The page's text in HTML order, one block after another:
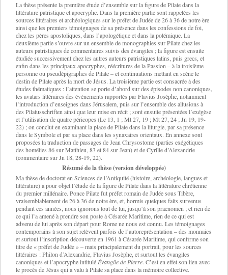
La thèse présente la première étude d’ensemble sur la figure de Pilate dans la
littérature patristique et apocryphe. Dans la première partie sont rappelées les
sources littéraires et archéologiques sur le préfet de Judée de 26 à 36 de notre ère
ainsi que les premiers témoignages de sa présence dans les confessions de foi,
chez les pères apostoliques, dans l’apologétique et dans la polémique. La
deuxième partie s’ouvre sur un ensemble de monographies sur Pilate chez les
auteurs patristiques de commentaires suivis des évangiles ; la figure est ensuite
étudiée successivement chez les autres auteurs patristiques latins, puis grecs, et
enfin dans les principaux apocryphes, réécritures de la Passion – à la troisième
personne ou pseudépigraphes de Pilate – et continuations mettant en scène le
destin de Pilate après la mort de Jésus. La troisième partie est consacrée à des
études thématiques : l’attention se porte d’abord sur des épisodes non canoniques,
les avatars littéraires des événements rapportés par Flavius Josèphe, notamment
l’introduction d’enseignes dans Jérusalem, puis sur l’ensemble des allusions à
des Pilatusschriften ainsi que leur mise en récit ; sont ensuite présentées l’exégèse
et l’utilisation de quatre péricopes (Lc 13, 1 ; Mt 27, 19 ; Mt 27, 24 ; Jn 19, 19-
22) ; on conclut en examinant la place de Pilate dans la liturgie, par sa présence
dans le Symbole et par sa place dans les synaxaires orientaux. En annexe sont
proposées la traduction de passages de Jean Chrysostome (parties exégétiques
des homélies 86 sur Matthieu, 83 et 84 sur Jean) et de Cyrille d’Alexandrie
(commentaire sur Jn 18, 28-19, 22).
Résumé de la thèse (version développée)
Ma thèse de doctorat en Sciences de l’Antiquité (histoire, archéologie, langues et
littérature) a pour objet l’étude de la figure de Pilate dans la littérature chrétienne
du premier millénaire. Ponce Pilate fut préfet romain de Judée sous Tibère,
vraisemblablement de 26 à 36 de notre ère, et, hormis quelques faits survenus
pendant ces années, nous ignorons tout de lui, jusqu’à son praenomen ; et rien de
ce qui l’a amené à prendre son poste à Césarée Maritime, rien de ce qui est
advenu de lui après son départ pour Rome ne nous est connu. Les témoignages
contemporains à son sujet relèvent parfois de l’autoreprésentation – des monnaies
et surtout l’inscription découverte en 1961 à Césarée Maritime, qui confirme son
titre de « préfet de Judée » – mais principalement du portrait, pour les sources
littéraires : Philon d’Alexandrie, Flavius Josèphe, et surtout les évangiles
canoniques et l’apocryphe intitulé Évangile de Pierre. C’est en effet son lien avec
le procès de Jésus qui a valu à Pilate sa place dans la mémoire collective.